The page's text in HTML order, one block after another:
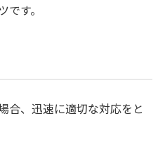
す。
合、迅速に適切な対応をと